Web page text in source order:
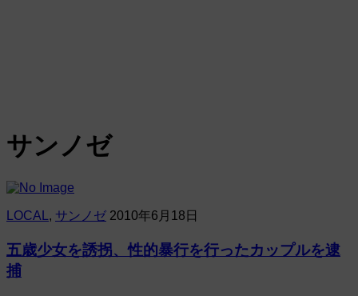
サンノゼ
LOCAL , サンノゼ 2010年6月18日
五歳少女を誘拐、性的暴行を行ったカップルを逮
捕